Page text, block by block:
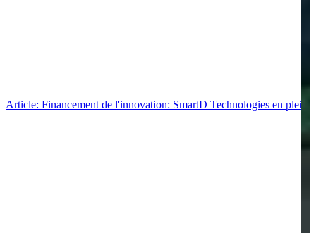
Article: Financement de l'innovation: SmartD Technologies en pleine